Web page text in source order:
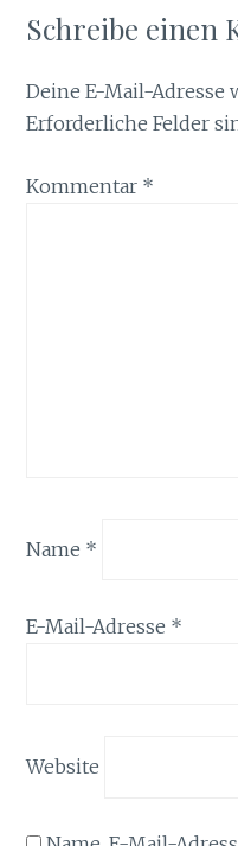
Schreibe einen
Deine E-Mail-
Erforderliche Felder
Kommentar *
Name *
E-Mail-Adresse *
Website